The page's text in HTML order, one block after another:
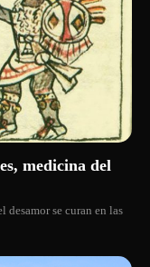
medicina del
desamor se curan en las